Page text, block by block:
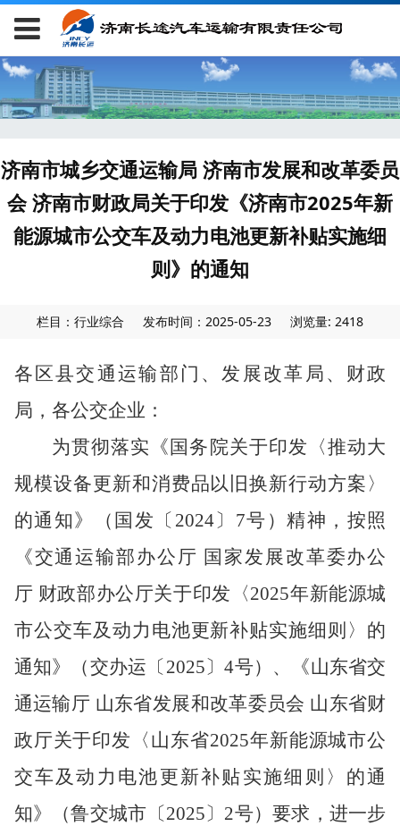
济南市城乡交通运输局 济南市发展和改革委员
会 济南市财政局关于印发《济南市2025年新
能源城市公交车及动力电池更新补贴实施细
则》的通知
栏目：行业综合 发布时间：2025-05-23 浏览量: 2418
各区县交通运输部门 、 发展改革局、 财政
局，各公交企业：
为贯彻落实 《国务院关于印发〈推动大
规模设备更新和消费品以旧换新行动方案〉
的通知》（国发〔 2024〕7号）精神 ， 按照
《交通运输部办公厅 国家发展改革委办公
厅 财政部办公厅关于印发 〈2025年新能源城
市公交车及动力电池更新补贴实施细则 〉 的
通知》
（交办运〔 2025〕4号） 、 《山东省交
通运输厅 山东省发展和改革委员会 山东省财
政厅关于印发〈山东省2025年新能源城市公
交车及动力电池更新补贴实施细则〉的通
知》（鲁交城市 〔2025〕 2号）要求， 进一步